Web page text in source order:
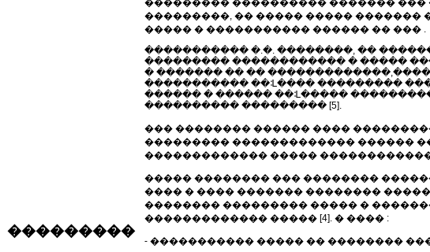
���������
��������� ���������� �������
���������, �� ����� �����
����� � ����������� ������ �� ��� .
����������� �.�. ��������, ��
��������� ������������ � �����
� ������� �� ��
����������� ��ᒺ���� ���������
������ � ������ ��ᒺ�����
���������� ��������� [5].
��� �������� ������ ����
��������� ������������� ������
������������� �����
����� �������� ��� ��������
���� � ���� ������� ��������
�������� ��������� ����� �
������������� ����� [4]. � ���� :
- ����������� ����� �� ��������